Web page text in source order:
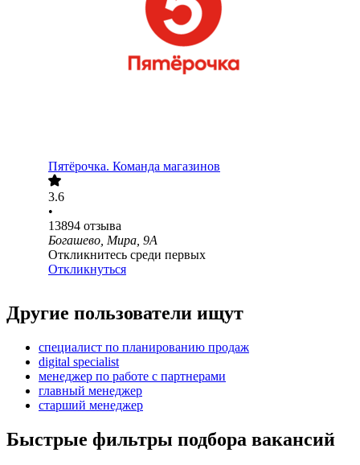
Пятёрочка. Команда магазинов
3.6
•
13894 отзыва
Богашево, Мира, 9А
Откликнитесь среди первых
Откликнуться
Другие пользователи ищут
специалист по планированию продаж
digital specialist
менеджер по работе с партнерами
главный менеджер
старший менеджер
Быстрые фильтры подбора вакансий